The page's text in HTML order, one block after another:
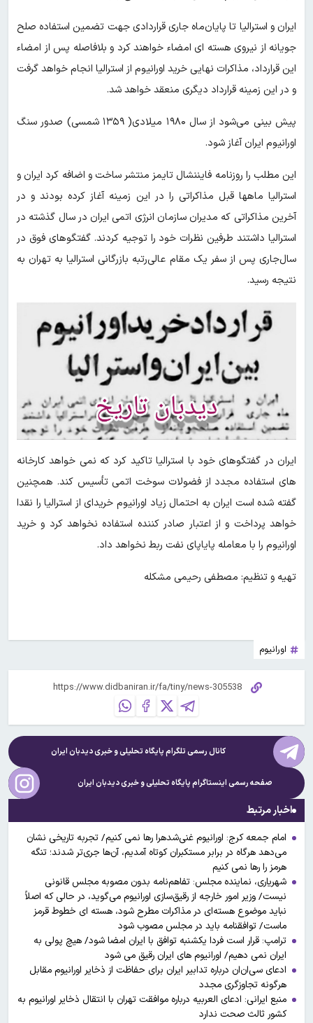
ایران و استرالیا تا پایان‌ماه جاری قراردادی جهت تضمین استفاده صلح
جویانه از نیروی هسته ای امضاء خواهند کرد و بلافاصله پس از امضاء
این قرارداد، مذاکرات نهایی خرید اورانیوم از استرالیا انجام خواهد گرفت
و در این زمینه قرارداد دیگری منعقد خواهد شد.
پیش بینی می‌شود از سال ۱۹۸۰ میلادی( ۱۳۵۹ شمسی) صدور سنگ‌
اورانیوم ایران آغاز شود.
این مطلب را روزنامه فایننشال تایمز منتشر ساخت و اضافه کرد ایران و
استرالیا ماهها قبل مذاکراتی را در این زمینه آغاز کرده بودند و در
آخرین مذاکراتی که مدیران سازمان انرژی اتمی ایران در سال گذشته در
استرالیا داشتند طرفین نظرات خود را توجیه کردند. گفتگوهای فوق در
سال‌جاری پس از سفر یک مقام‌ عالی‌رتبه بازرگانی استرالیا به تهران به
نتیجه رسید.
ایران در گفتگوهای خود با استرالیا تاکید کرد که نمی خواهد کارخانه
های استفاده مجدد از فضولات سوخت اتمی تأسیس کند. همچنین
گفته شده است ایران به احتمال زیاد اورانیوم خریدای از استرالیا را نقدا
خواهد پرداخت و از اعتبار صادر کننده استفاده نخواهد کرد و خرید
اورانیوم را با معامله پایاپای نفت ربط نخواهد داد.
تهیه و تنظیم: مصطفی رحیمی مشکله
اورانیوم
کانال رسمی تلگرام پایگاه تحلیلی و خبریدیدبان ایران
صفحه رسمی اینستاگرام پایگاه تحلیلی و خبریدیدبان ایران
اخبار مرتبط
امام جمعه کرج: اورانیوم غنی‌شدهرا رها نمی کنیم/ تجربه تاریخی نشان
می‌دهد هرگاه در برابر مستکبران کوتاه آمدیم، آن‌ها جری‌تر شدند؛ تنگه
هرمز را رها نمی کنیم
شهریاری، نماینده مجلس: تفاهم‌نامه بدون مصوبه مجلس قانونی
نیست/ وزیر امور خارجه از رقیق‌سازی اورانیوم می‌گوید، در حالی که اصلاً
نباید موضوع هسته‌ای در مذاکرات مطرح شود، هسته ای خطوط قرمز
ماست/ توافقنامه باید در مجلس مصوب شود
ترامپ: قرار است فردا یکشنبه توافق با ایران امضا شود/ هیچ پولی به
ایران نمی دهیم/ اورانیوم های ایران رقیق می شود
ادعای سی‌ان‌ان درباره تدابیر ایران برای حفاظت از ذخایر اورانیوم مقابل
هرگونه تجاوزگری مجدد
منبع ایرانی: ادعای العربیه درباره موافقت تهران با انتقال ذخایر اورانیوم به
کشور ثالث صحت ندارد